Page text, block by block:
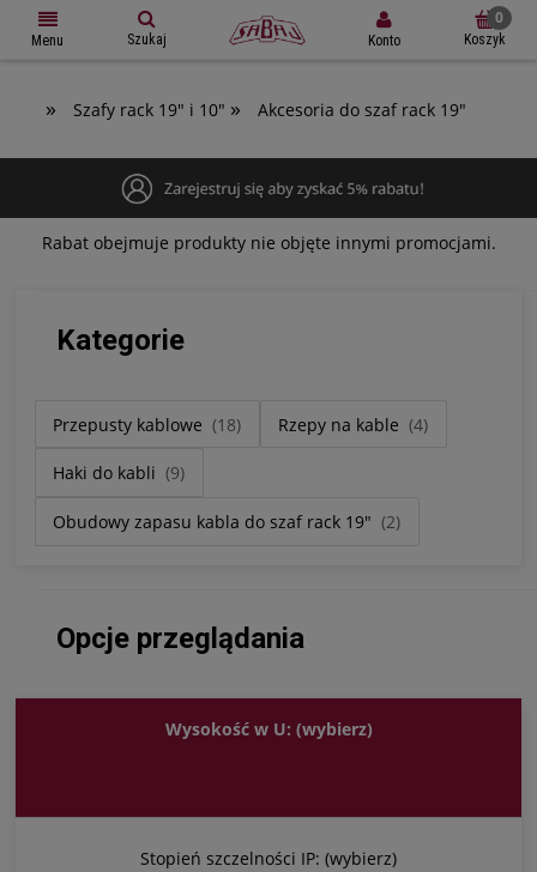
Menu Szukaj Konto Koszyk
» Szafy rack 19" i 10" » Akcesoria do szaf rack 19"
Rabat obejmuje produkty nie objęte innymi promocjami.
Kategorie
Przepusty kablowe (18) Rzepy na kable (4)
Haki do kabli (9)
Obudowy zapasu kabla do szaf rack 19" (2)
Opcje przeglądania
Wysokość w U: (wybierz)
Stopień szczelności IP: (wybierz)